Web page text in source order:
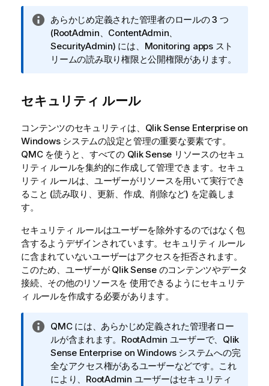
情
報
メ
モ
あらかじめ定義された管理者のロールの 3 つ
(RootAdmin、ContentAdmin、
SecurityAdmin) には、Monitoring apps スト
リームの読み取り権限と公開権限があります。
セキュリティ ルール
コンテンツのセキュリティは、 Qlik Sense Enterprise on
Windowsシステムの設定と管理の重要な要素です。
QMCを使うと、すべての Qlik Sense リソースのセキュ
リティ ルールを集約的に作成して管理できます。セキュ
リティ ルールは、ユーザーがリソースを用いて実行でき
ること (読み取り、更新、作成、削除など) を定義しま
す。
セキュリティ ルールはユーザーを除外するのではなく包
含するようデザインされています。セキュリティ ルール
に含まれていないユーザーはアクセスを拒否されます。
このため、ユーザーが Qlik Senseのコンテンツやデータ
接続、その他のリソースを 使用できるようにセキュリテ
ィ ルールを作成する必要があります。
情
報
メ
モ
QMCには、あらかじめ定義された管理者ロー
ルが含まれます。 RootAdmin ユーザーで、 Qlik
Sense Enterprise on Windowsシステムへの完
全なアクセス権があるユーザーなどです。これ
により、RootAdmin ユーザーはセキュリティ